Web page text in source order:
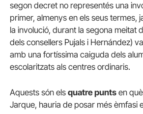
segon decret no representés una
primer, almenys en els seus termes,
la involució, durant la segona meitat
dels consellers Pujals i Hernández)
amb una fortíssima caiguda dels
escolaritzats als centres ordinaris.
Aquests són els quatre punts en
Jarque, hauria de posar més èmfasi